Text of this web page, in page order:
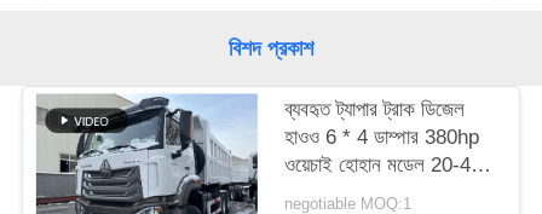
গোপনীয়তা
নীতি
বিশদ প্রকাশ
ব্যবহৃত ট্যাপার ট্রাক ডিজেল
হাওও 6 * 4 ডাম্পার 380hp
ওয়েচাই হোহান মডেল 20-40
টন লোডিং ইউরো 3
negotiable MOQ:1